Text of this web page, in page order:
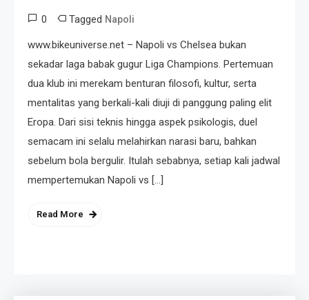
0 Tagged Napoli
www.bikeuniverse.net – Napoli vs Chelsea bukan
sekadar laga babak gugur Liga Champions. Pertemuan
dua klub ini merekam benturan filosofi, kultur, serta
mentalitas yang berkali-kali diuji di panggung paling elit
Eropa. Dari sisi teknis hingga aspek psikologis, duel
semacam ini selalu melahirkan narasi baru, bahkan
sebelum bola bergulir. Itulah sebabnya, setiap kali jadwal
mempertemukan Napoli vs […]
Read More